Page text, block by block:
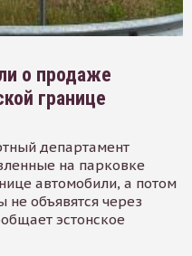
о продаже
границе
департамент
на парковке
автомобили, а потом
объявятся через
эстонское